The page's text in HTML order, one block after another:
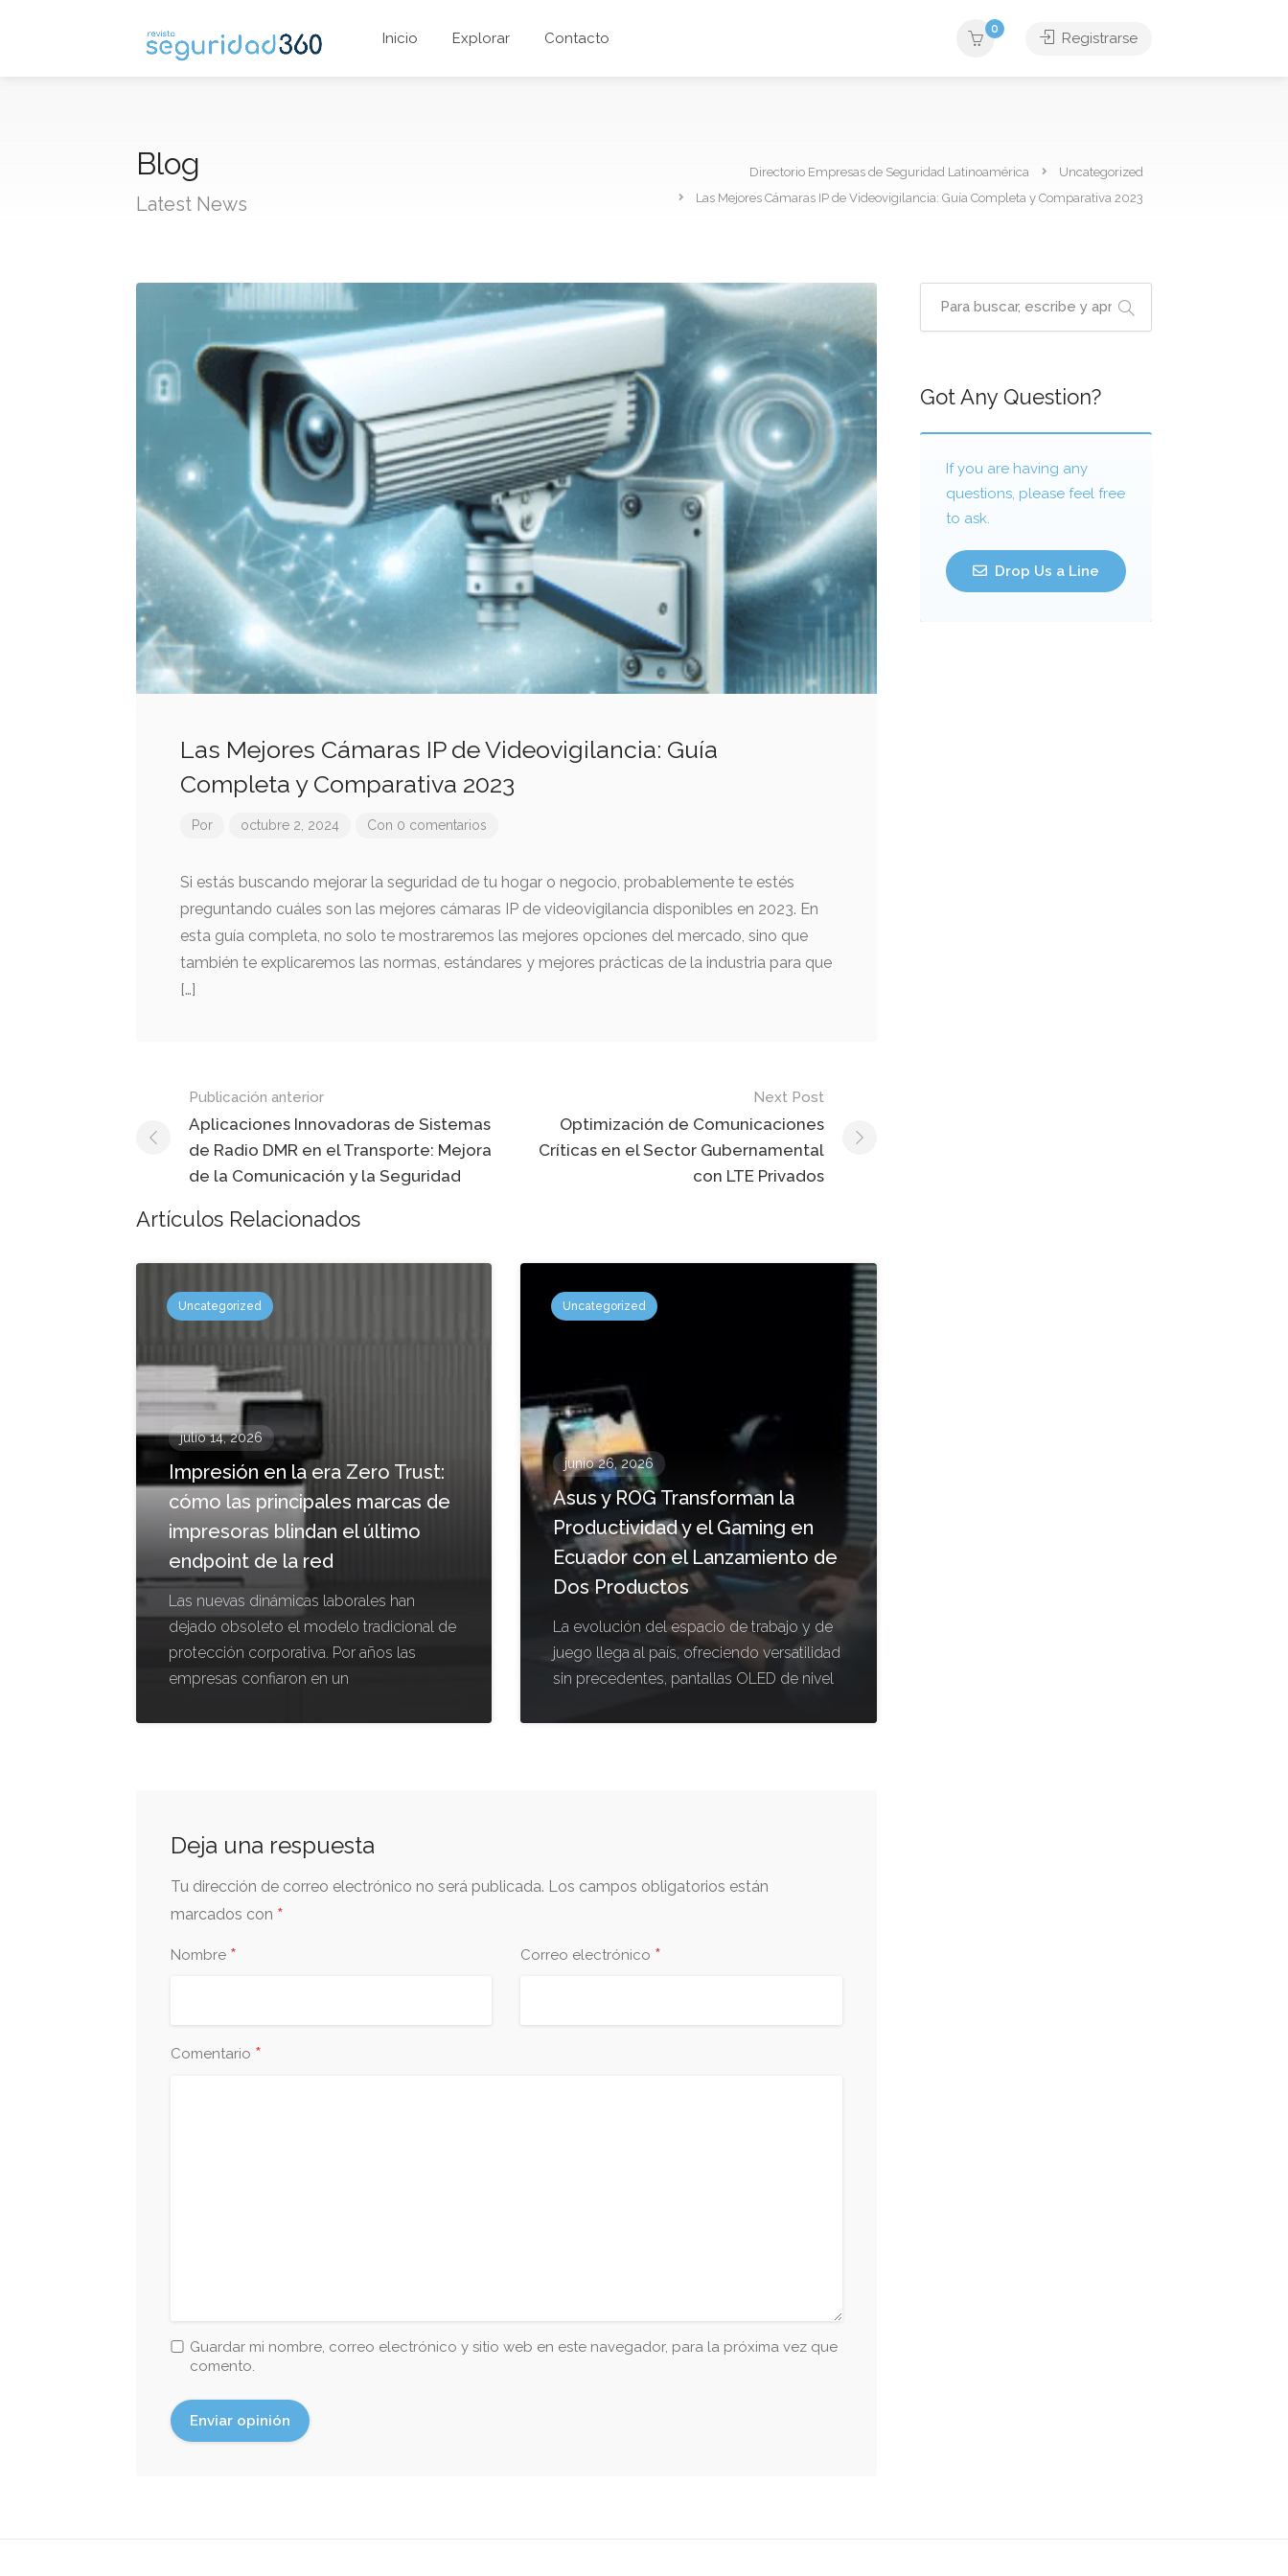
Inicio Explorar Contacto
0
Registrarse
Blog
Latest News
Directorio Empresas de Seguridad Latinoamérica
Uncategorized
Las Mejores Cámaras IP de Videovigilancia: Guía Completa y Comparativa 2023
Las Mejores Cámaras IP de Videovigilancia: Guía
Completa y Comparativa 2023
Por octubre 2, 2024 Con 0 comentarios
Si estás buscando mejorar la seguridad de tu hogar o negocio, probablemente te estés
preguntando cuáles son las mejores cámaras IP de videovigilancia disponibles en 2023. En
esta guía completa, no solo te mostraremos las mejores opciones del mercado, sino que
también te explicaremos las normas, estándares y mejores prácticas de la industria para que
[…]
Mensaje
de
navegación
Publicación anterior
Aplicaciones Innovadoras de Sistemas
de Radio DMR en el Transporte: Mejora
de la Comunicación y la Seguridad
Next Post
Optimización de Comunicaciones
Críticas en el Sector Gubernamental
con LTE Privados
Artículos Relacionados
Uncategorized
julio 14, 2026
Impresión en la era Zero Trust:
cómo las principales marcas de
impresoras blindan el último
endpoint de la red
Las nuevas dinámicas laborales han
dejado obsoleto el modelo tradicional de
protección corporativa. Por años las
empresas confiaron en un
Uncategorized
junio 26, 2026
Asus y ROG Transforman la
Productividad y el Gaming en
Ecuador con el Lanzamiento de
Dos Productos
La evolución del espacio de trabajo y de
juego llega al país, ofreciendo versatilidad
sin precedentes, pantallas OLED de nivel
Deja una respuesta
Tu dirección de correo electrónico no será publicada. Los campos obligatorios están
marcados con *
Nombre * Correo electrónico *
Comentario *
Guardar mi nombre, correo electrónico y sitio web en este navegador, para la próxima vez que
comento.
Got Any Question?
If you are having any
questions, please feel free
to ask.
Drop Us a Line